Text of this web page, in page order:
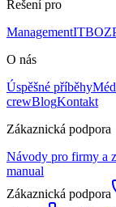
Řešení pro
ManagementIT
O nás
Úspěšné příběhy
crewBlogKontakt
Zákaznická podpora
Návody pro firmy a
manual
Zákaznická podpora